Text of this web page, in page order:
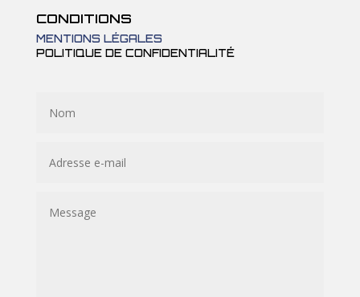
CONDITIONS
MENTIONS LÉGALES
POLITIQUE DE CONFIDENTIALITÉ